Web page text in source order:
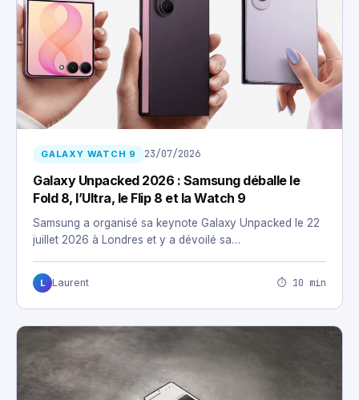
GALAXY WATCH 9 23/07/2026
Galaxy Unpacked 2026 : Samsung déballe le
Fold 8, l’Ultra, le Flip 8 et la Watch 9
Samsung a organisé sa keynote Galaxy Unpacked le 22
juillet 2026 à Londres et y a dévoilé sa…
L Laurent ⏱ 10 min